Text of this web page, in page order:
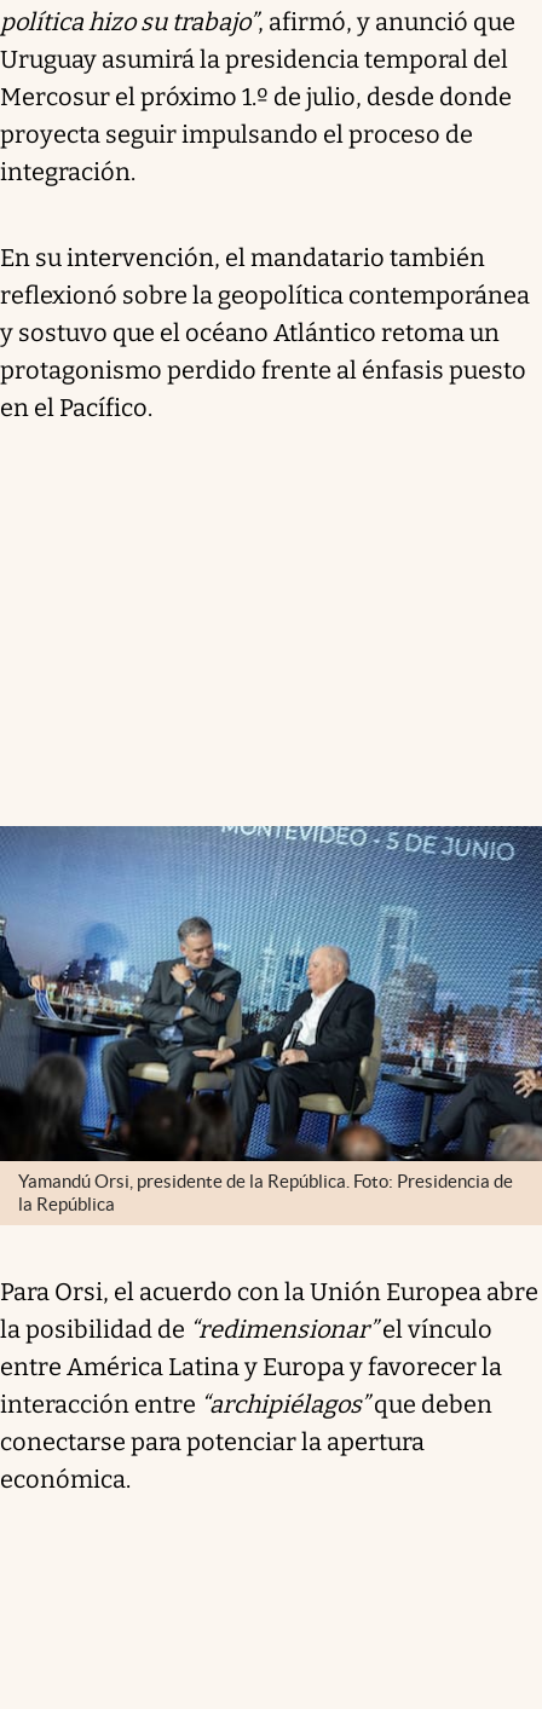
política hizo su trabajo”, afirmó, y anunció que
Uruguay asumirá la presidencia temporal del
Mercosur el próximo 1.º de julio, desde donde
proyecta seguir impulsando el proceso de
integración.
En su intervención, el mandatario también
reflexionó sobre la geopolítica contemporánea
y sostuvo que el océano Atlántico retoma un
protagonismo perdido frente al énfasis puesto
en el Pacífico.
Yamandú Orsi, presidente de la República. Foto: Presidencia de
la República
Para Orsi, el acuerdo con la Unión Europea abre
la posibilidad de “redimensionar”el vínculo
entre América Latina y Europa y favorecer la
interacción entre “archipiélagos”que deben
conectarse para potenciar la apertura
económica.